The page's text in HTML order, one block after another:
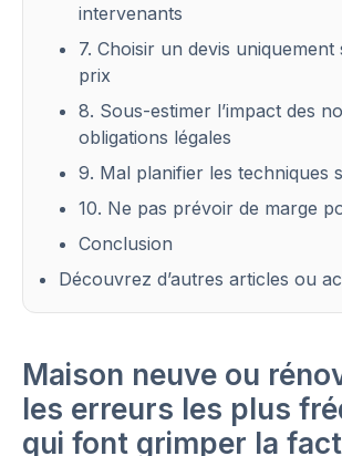
intervenants
7. Choisir un devis uniquement
prix
8. Sous-estimer l’impact des
obligations légales
9. Mal planifier les techniques
10. Ne pas prévoir de marge
Conclusion
Découvrez d’autres articles ou
Maison neuve ou
les erreurs les plus
qui font grimper la